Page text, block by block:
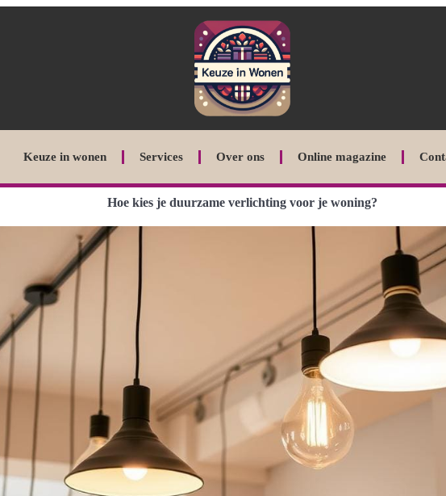
Keuze in wonen Services Over ons Online magazine
Hoe kies je duurzame verlichting voor je woning?